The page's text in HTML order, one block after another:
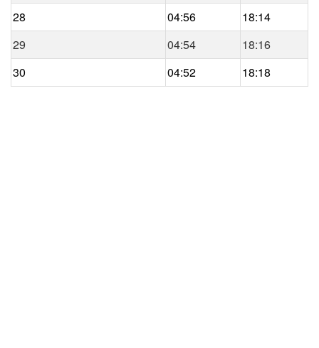
28
04:56
18:14
29
04:54
18:16
30
04:52 18:18